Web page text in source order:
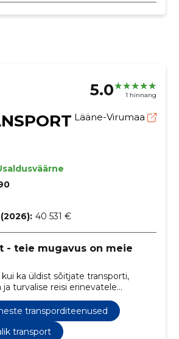
5.0 1 hinnang
Lääne-Virumaa
40 531 €
- teie mugavus on meie
ka üldist sõitjate transporti,
turvalise reisi erinevatele
Virumaal ning laiendades
klientide vajadustele üle kogu
transporditeenused
transport